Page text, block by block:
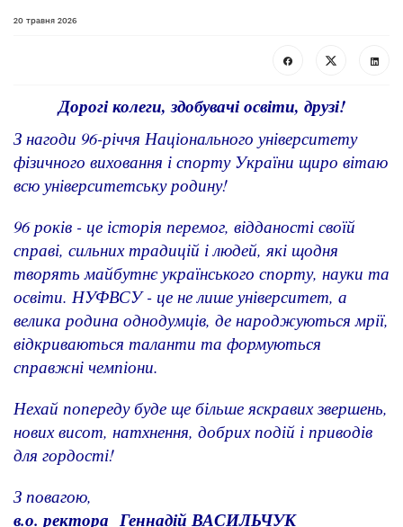
20 травня 2026
Дорогі колеги, здобувачі освіти, друзі!
З нагоди 96-річчя Національного університету
фізичного виховання і спорту України щиро вітаю
всю університетську родину!
96 років - це історія перемог, відданості своїй
справі, сильних традицій і людей, які щодня
творять майбутнє українського спорту, науки та
освіти. НУФВСУ - це не лише університет, а
велика родина однодумців, де народжуються мрії,
відкриваються таланти та формуються
справжні чемпіони.
Нехай попереду буде ще більше яскравих звершень,
нових висот, натхнення, добрих подій і приводів
для гордості!
З повагою,
в.о. ректора Геннадій ВАСИЛЬЧУК